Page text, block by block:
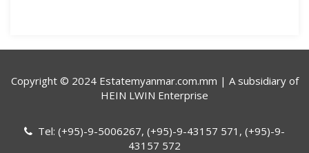
Copyright © 2024 Estatemyanmar.com.mm | A subsidiary of
HEIN LWIN Enterprise
Tel: (+95)-9-5006267, (+95)-9-43157 571, (+95)-9-
43157 572